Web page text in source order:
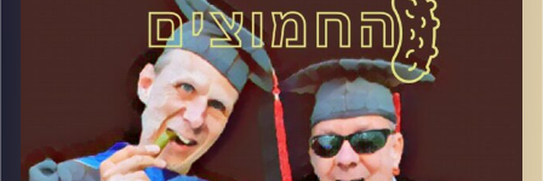
קרדיט תמונות:AudioVersity